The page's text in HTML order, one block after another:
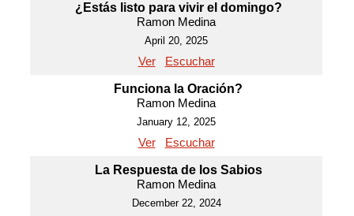
¿Estás listo para vivir el domingo?
Ramon Medina
April 20, 2025
Ver Escuchar
Funciona la Oración?
Ramon Medina
January 12, 2025
Ver Escuchar
La Respuesta de los Sabios
Ramon Medina
December 22, 2024